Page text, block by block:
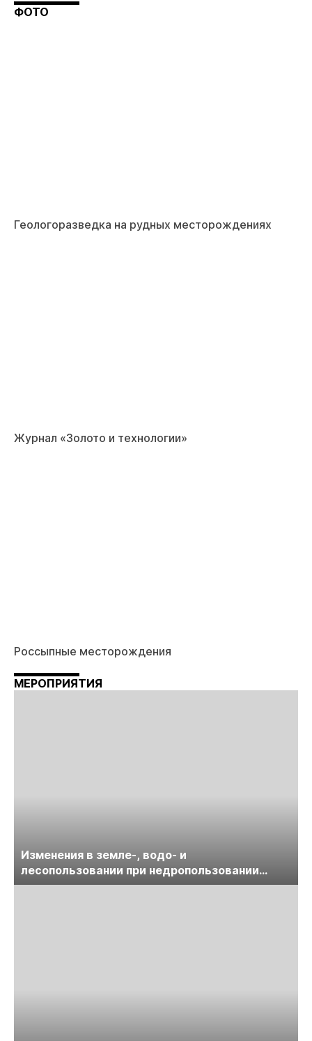
ФОТО
Геологоразведка на рудных месторождениях
Журнал «Золото и технологии»
Россыпные месторождения
МЕРОПРИЯТИЯ
Изменения в земле-, водо- и
лесопользовании при недропользовании
обсудят на семинаре «ПравоТЭК»